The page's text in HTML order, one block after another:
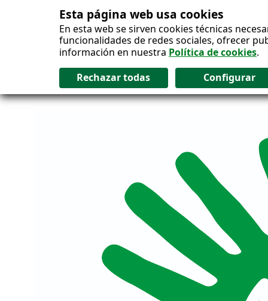
Esta página web usa cookies
En esta web se sirven cookies técnicas
funcionalidades de redes sociales, ofrecer
información en nuestra Política de cookies.
Salto al contenido